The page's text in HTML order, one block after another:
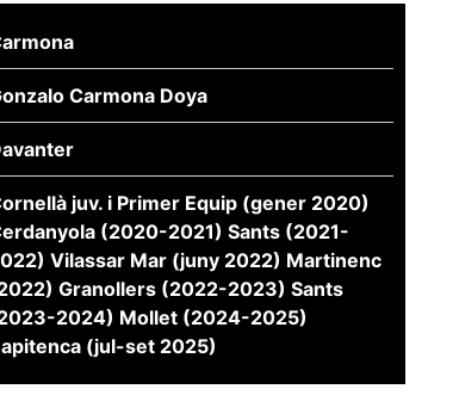
Carmona Doya
juv. i Primer Equip (gener 2020)
(2020-2021) Sants (2021-
Vilassar Mar (juny 2022) Martinenc
Granollers (2022-2023) Sants
2024) Mollet (2024-2025)
(jul-set 2025)